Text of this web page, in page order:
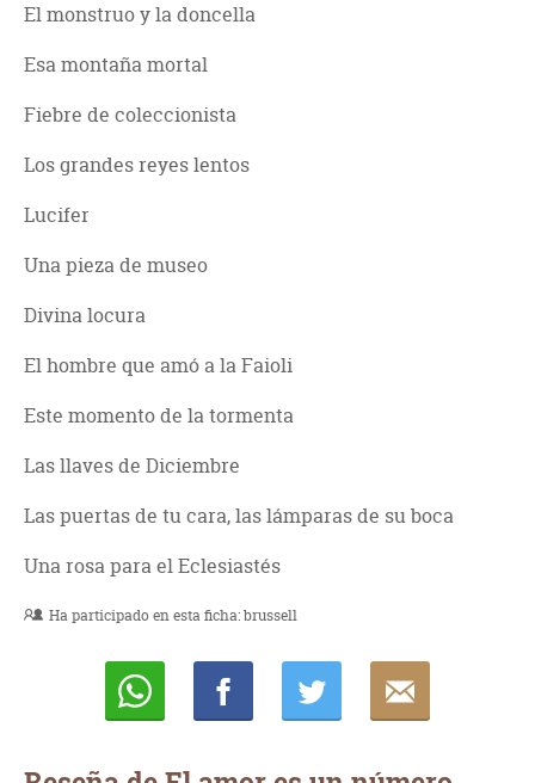
El monstruo y la doncella
Esa montaña mortal
Fiebre de coleccionista
Los grandes reyes lentos
Lucifer
Una pieza de museo
Divina locura
El hombre que amó a la Faioli
Este momento de la tormenta
Las llaves de Diciembre
Las puertas de tu cara, las lámparas de su boca
Una rosa para el Eclesiastés
Ha participado en esta ficha:brussell